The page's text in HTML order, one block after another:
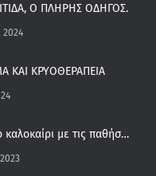
Ο ΠΛΗΡΗΣ ΟΔΗΓΟΣ.
2024
ΚΑΙ ΚΡΥΟΘΕΡΑΠΕΙΑ
Συνδέεται το καλοκαίρι με τις παθήσεις του πέλματος;